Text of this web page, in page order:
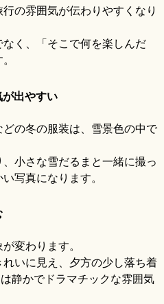
の雰囲気が伝わりやすくなり
なく、「そこで何を楽しんだ
出やすい
の冬の服装は、雪景色の中で
小さな雪だるまと一緒に撮っ
写真になります。
変わります。
いに見え、夕方の少し落ち着
静かでドラマチックな雰囲気